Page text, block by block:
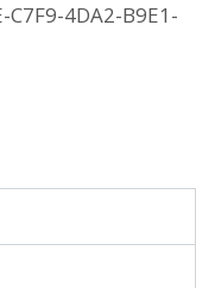
C7F9-4DA2-B9E1-